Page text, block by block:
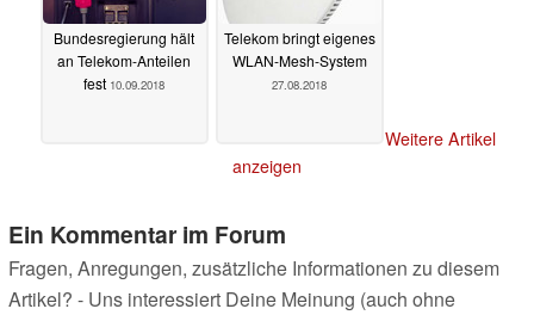
Bundesregierung hält
an Telekom-Anteilen
fest 10.09.2018
Telekom bringt eigenes
WLAN-Mesh-System
27.08.2018
Weitere Artikel
anzeigen
Ein Kommentar im Forum
Fragen, Anregungen, zusätzliche Informationen zu diesem
Artikel? - Uns interessiert Deine Meinung (auch ohne